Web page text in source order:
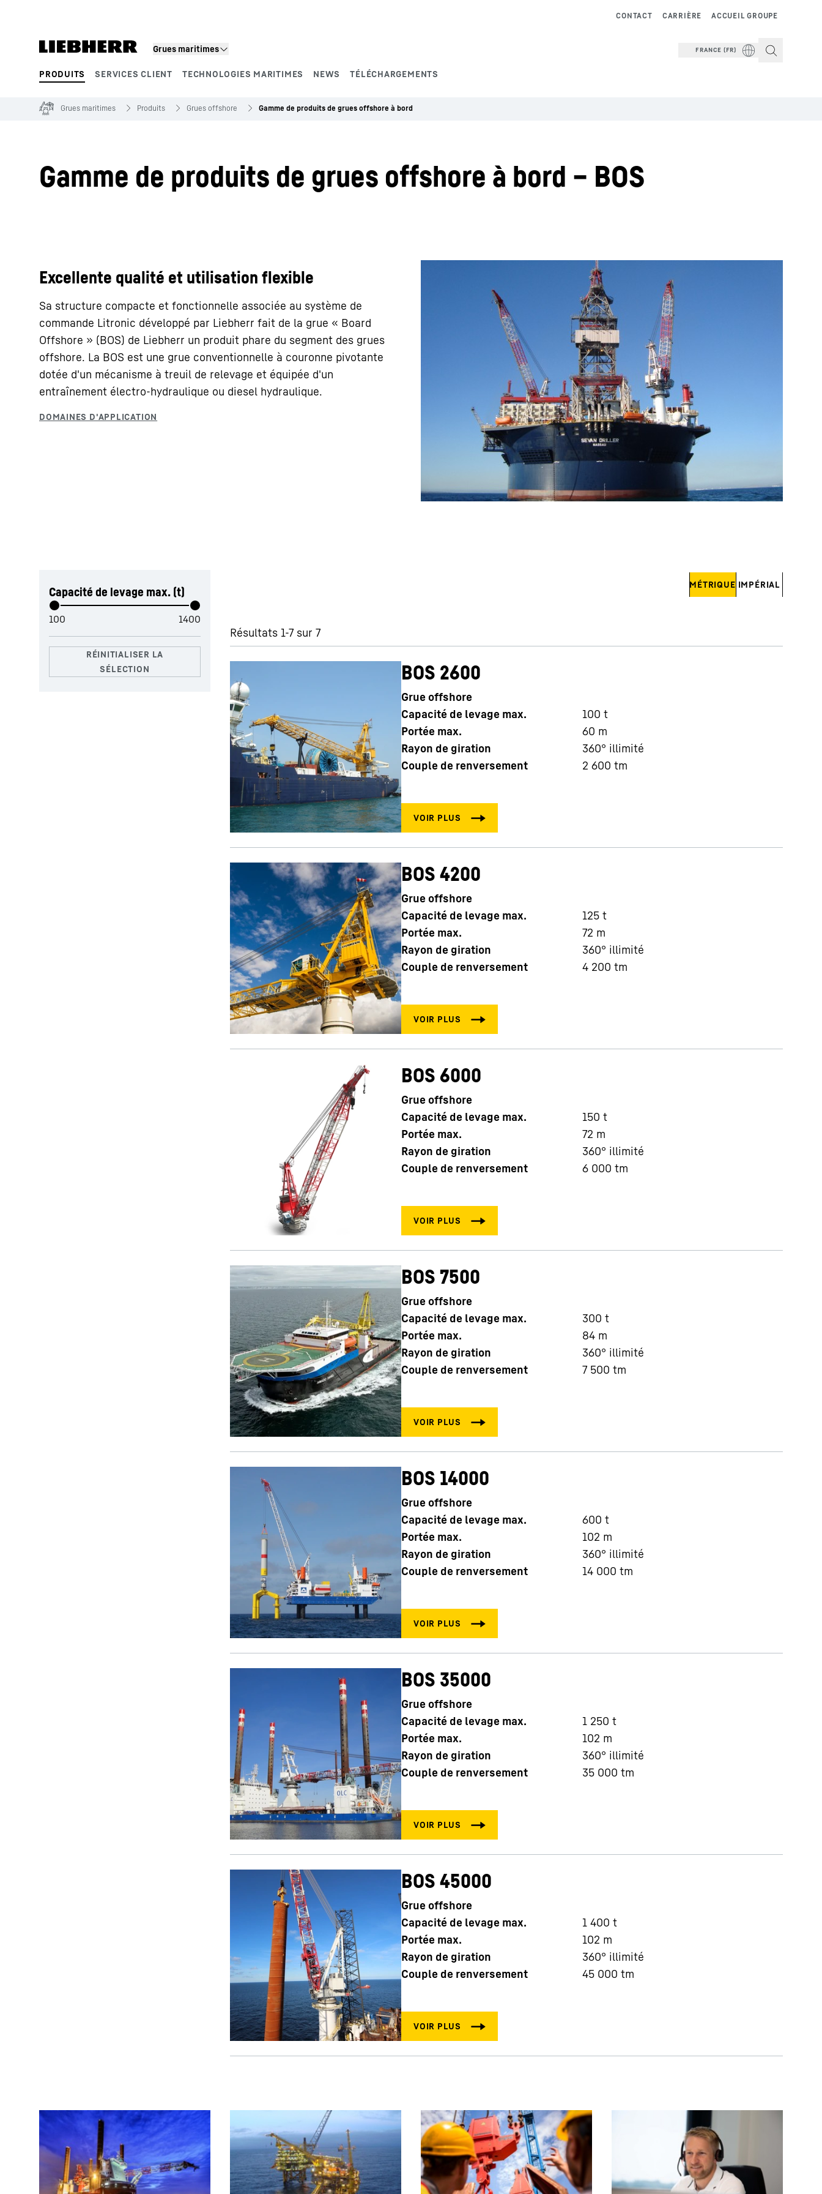
Grues maritimes
PRODUITS SERVICES CLIENT TECHNOLOGIES MARITIMES NEWS TÉLÉCHARGEMENTS
ACCUEIL GROUPE
CARRIÈRE
CONTACT
FRANCE (FR)
Segments de produits
En savoir plus sur Liebherr Carrière chez Liebherr
Grues maritimes Produits Grues offshore Gamme de produits de grues offshore à bord
Gamme de produits de grues offshore à bord – BOS
Excellente qualité et utilisation flexible
Sa structure compacte et fonctionnelle associée au système de
commande Litronic développé par Liebherr fait de la grue « Board
Offshore » (BOS) de Liebherr un produit phare du segment des grues
offshore. La BOS est une grue conventionnelle à couronne pivotante
dotée d'un mécanisme à treuil de relevage et équipée d'un
entraînement électro-hydraulique ou diesel hydraulique.
Capacité de levage max. (t)
MÉTRIQUE IMPÉRIAL
Résultats 1-7 sur 7
BOS 2600
Grue offshore
Capacité de levage max.
100 t
Portée max.
60 m
Rayon de giration
360° illimité
Couple de renversement
2 600 tm
BOS 4200
Grue offshore
Capacité de levage max.
125 t
Portée max.
72 m
Rayon de giration
360° illimité
Couple de renversement
4 200 tm
BOS 6000
Grue offshore
Capacité de levage max.
150 t
Portée max.
72 m
Rayon de giration
360° illimité
Couple de renversement
6 000 tm
BOS 7500
Grue offshore
Capacité de levage max.
300 t
Portée max.
84 m
Rayon de giration
360° illimité
Couple de renversement
7 500 tm
BOS 14000
Grue offshore
Capacité de levage max.
600 t
Portée max.
102 m
Rayon de giration
360° illimité
Couple de renversement
14 000 tm
BOS 35000
Grue offshore
Capacité de levage max.
1 250 t
Portée max.
102 m
Rayon de giration
360° illimité
Couple de renversement
35 000 tm
BOS 45000
Grue offshore
Capacité de levage max.
1 400 t
Portée max.
102 m
Rayon de giration
360° illimité
Couple de renversement
45 000 tm